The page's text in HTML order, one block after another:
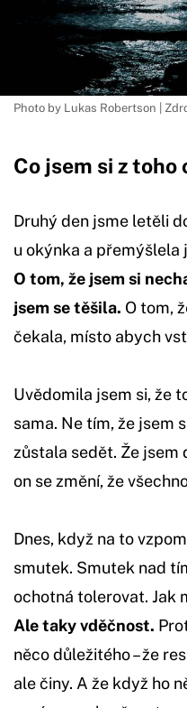
Photo by Lukas Robertson |
Co jsem si z toho
Druhý den jsme letěli
u okýnka a přemýšlela
O tom, že jsem si
jsem se těšila. O tom,
čekala, místo abych
Uvědomila jsem si, že
sama. Ne tím, že jsem
zůstala sedět. Že jsem
on se změní, že
Dnes, když na to
smutek. Smutek nad
ochotná tolerovat. Jak
Ale taky vděčnost.
něco důležitého – že
ale činy. A že když ho